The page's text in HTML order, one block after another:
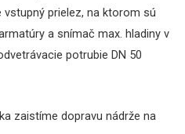
prielez, na ktorom sú
a snímač max. hladiny v
potrubie DN 50
zaistíme dopravu nádrže na